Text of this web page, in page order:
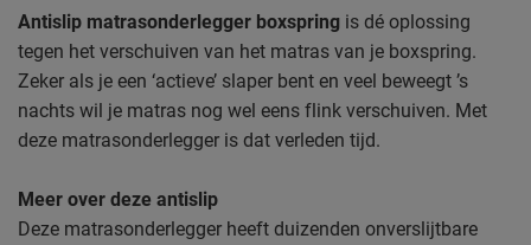
Antislip matrasonderlegger boxspring is dé oplossing
tegen het verschuiven van het matras van je boxspring.
Zeker als je een ‘actieve’ slaper bent en veel beweegt ’s
nachts wil je matras nog wel eens flink verschuiven. Met
deze matrasonderlegger is dat verleden tijd.
Meer over deze antislip
Deze matrasonderlegger heeft duizenden onverslijtbare